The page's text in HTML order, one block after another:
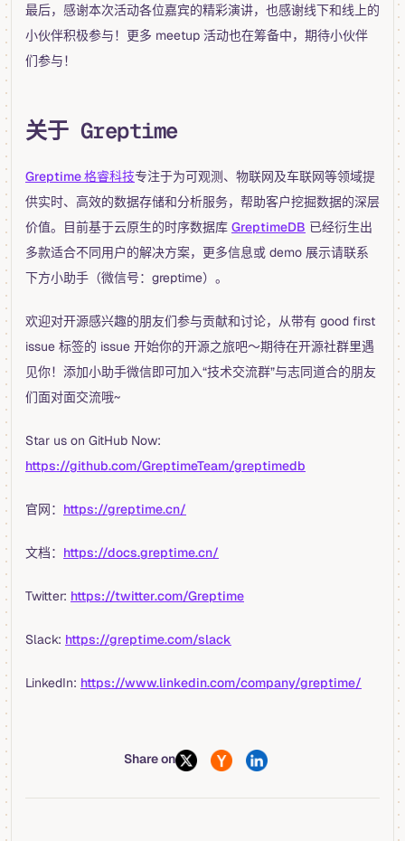
最后，感谢本次活动各位嘉宾的精彩演讲，也感谢线下和线上的
小伙伴积极参与！更多 meetup 活动也在筹备中，期待小伙伴
们参与！
关于 Greptime
Greptime 格睿科技专注于为可观测、物联网及车联网等领域提
供实时、高效的数据存储和分析服务，帮助客户挖掘数据的深层
价值。目前基于云原生的时序数据库 GreptimeDB 已经衍生出
多款适合不同用户的解决方案，更多信息或 demo 展示请联系
下方小助手（微信号：greptime）。
欢迎对开源感兴趣的朋友们参与贡献和讨论，从带有 good first
issue 标签的 issue 开始你的开源之旅吧～期待在开源社群里遇
见你！添加小助手微信即可加入“技术交流群”与志同道合的朋友
们面对面交流哦~
Star us on GitHub Now:
https://github.com/GreptimeTeam/greptimedb
官网： https://greptime.cn/
文档： https://docs.greptime.cn/
Twitter: https://twitter.com/Greptime
Slack: https://greptime.com/slack
LinkedIn: https://www.linkedin.com/company/greptime/
Share on